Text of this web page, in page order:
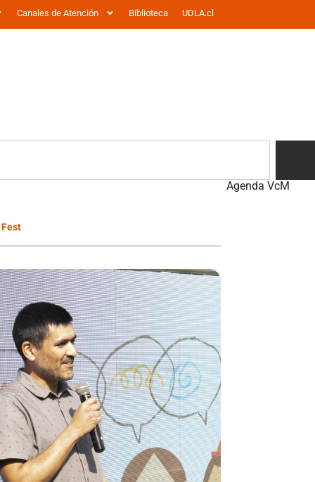
Canales de Atención Biblioteca UDLA.cl
Agenda VcM